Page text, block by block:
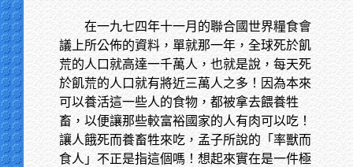
在一九七四年十一月的聯合國世界糧食會
議上所公佈的資料，單就那一年，全球死於飢
荒的人口就高達一千萬人，也就是說，每天死
於飢荒的人口就有將近三萬人之多！因為本來
可以養活這一些人的食物，都被拿去餵養牲
畜，以便讓那些較富裕國家的人有肉可以吃！
讓人餓死而養畜牲來吃，孟子所說的「率獸而
食人」不正是指這個嗎！想起來實在是一件極